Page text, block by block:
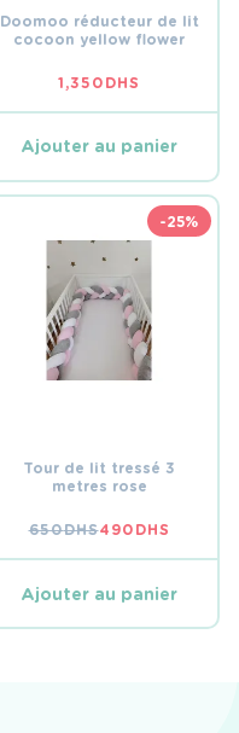
Doomoo réducteur de lit
cocoon yellow flower
1,350 DHS
Ajouter au panier
-25%
Tour de lit tressé 3
metres rose
650DHSLE
PRIX
ÉTAIT :
490 DHS
LE
PRIX
EST :
Ajouter au panier